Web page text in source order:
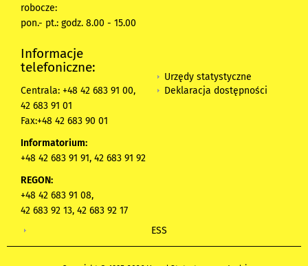
robocze:
pon.- pt.: godz. 8.00 - 15.00
Informacje
telefoniczne:
Centrala: +48 42 683 91 00,
42 683 91 01
Fax:+48 42 683 90 01
Informatorium:
+48 42 683 91 91, 42 683 91 92
REGON:
+48 42 683 91 08,
42 683 92 13, 42 683 92 17
Urzędy statystyczne
Deklaracja dostępności
ESS